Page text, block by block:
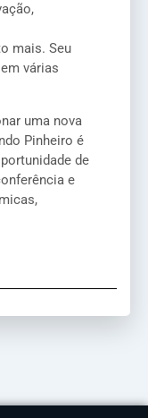
mais. Seu
várias
uma nova
Pinheiro é
de
e